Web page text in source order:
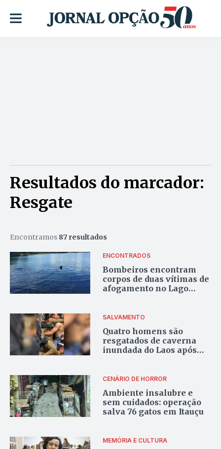
Resultados do marcador:
Resgate
Encontramos 87 resultados
ENCONTRADOS
Bombeiros encontram
corpos de duas vítimas de
afogamento no Lago
SALVAMENTO
Quatro homens são
resgatados de caverna
inundada do Laos após
CENÁRIO DE HORROR
Ambiente insalubre e
sem cuidados: operação
salva 76 gatos em Itauçu
MEMÓRIA E CULTURA